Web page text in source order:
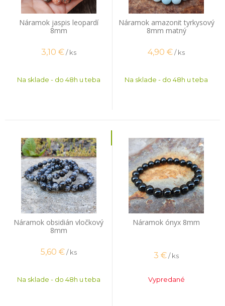
Náramok jaspis leopardí
8mm
3,10 € / ks
Na sklade - do 48h u teba
Náramok amazonit tyrkysový
8mm matný
4,90 €/ ks
Na sklade - do 48h u teba
Náramok obsidián vločkový
8mm
5,60 € / ks
Na sklade - do 48h u teba
Náramok ónyx 8mm
3 €/ ks
Vypredané